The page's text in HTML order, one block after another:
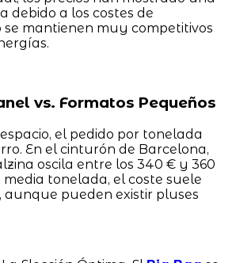
debido a los costes de
mantienen muy competitivos
vs. Formatos Pequeños
el pedido por tonelada
En el cinturón de Barcelona,
oscila entre los 340 € y 360
media tonelada, el coste suele
aunque pueden existir pluses